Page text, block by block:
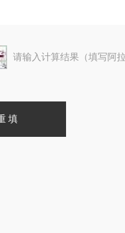
请输入计算结果（填写阿